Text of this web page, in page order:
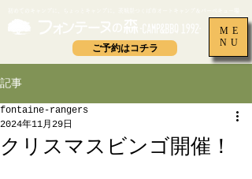
ご予約はコチラ
ME
NU
記事
クリスマスビンゴ開催！
fontaine-rangers
2024年11月29日